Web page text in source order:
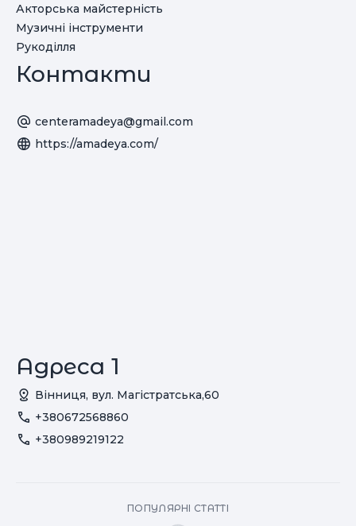
Акторська майстерність
Музичні інструменти
Рукоділля
Контакти
centeramadeya@gmail.com
https://amadeya.com/
Адреса 1
Вінниця, вул. Магістратська,60
+380672568860
+380989219122
ПОПУЛЯРНІ СТАТТІ